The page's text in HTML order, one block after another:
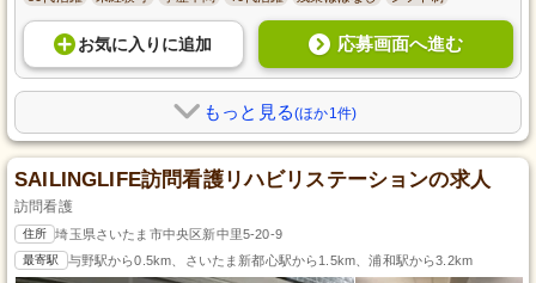
お気に入り に追加 応募画面へ進む
もっと見る(ほか1件)
SAILINGLIFE訪問看護リハビリステーションの求人
訪問看護
住所 埼玉県さいたま市中央区新中里5-20-9
最寄駅 与野駅から0.5km、さいたま新都心駅から1.5km、浦和駅から3.2km